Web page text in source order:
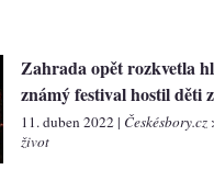
Zahrada opět rozkvetla
známý festival hostil děti
11. duben 2022 |
život